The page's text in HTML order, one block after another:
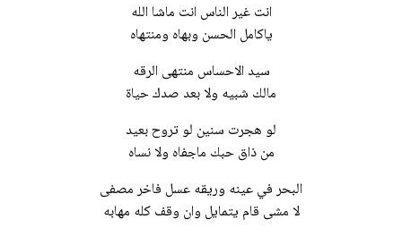
انت غير الناس انت ماشا الله
ياكامل الحسن وبهاه ومنتهاه
سيد الاحساس منتهى الرقه
مالك شبيه ولا بعد صدك حياة
لو هجرت سنين لو تروح بعيد
من ذاق حبك ماجفاه ولا نساه
البحر في عينه وريقه عسل فاخر مصفى
لا مشى قام يتمايل وان وقف كله مهابه